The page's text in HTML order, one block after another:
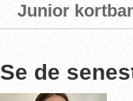
Junior
Se de